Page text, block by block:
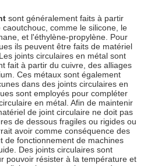
sont généralement faits à partir
comme le silicone, le
et l'éthylène-propylène. Pour
ils peuvent être faits de matériel
joints circulaires en métal sont
fait à partir du cuivre, des alliages
Ces métaux sont également
dans des joints circulaires en
sont employés pour compléter
en métal. Afin de maintenir
de joint circulaire ne doit pas
de dessous fragiles ou rigides ou
avoir comme conséquence des
de fonctionnement de machines
Des joints circulaires sont
pouvoir résister à la température et